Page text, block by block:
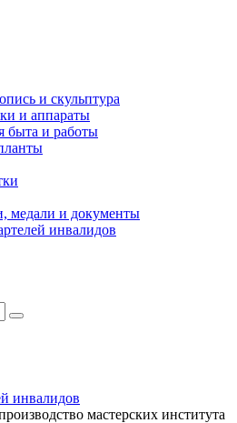
и скульптура
и аппараты
быта и работы
медали и документы
инвалидов
инвалидов
мастерских института